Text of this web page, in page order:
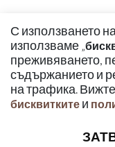
С използването
използваме „
преживяването,
съдържанието и
на трафика.
бисквитките и